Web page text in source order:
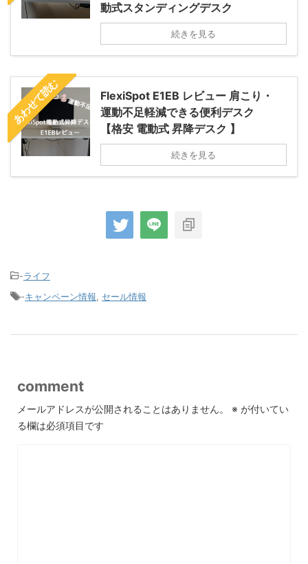
動式スタンディングデスク
続きを見る
あわせて読む
FlexiSpot E1EB レビュー 肩こり・
運動不足軽減できる便利デスク
【格安 電動式 昇降デスク 】
続きを見る
-ライフ
-キャンペーン情報 セール情報
comment
メールアドレスが公開されることはありません。 ※ が付いてい
る欄は必須項目です